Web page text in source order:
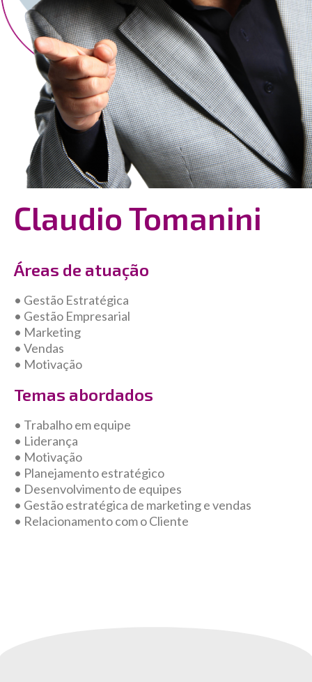
Claudio Tomanini
Áreas de atuação
• Gestão Estratégica
• Gestão Empresarial
• Marketing
• Vendas
• Motivação
Temas abordados
• Trabalho em equipe
• Liderança
• Motivação
• Planejamento estratégico
• Desenvolvimento de equipes
• Gestão estratégica de marketing e vendas
• Relacionamento com o Cliente